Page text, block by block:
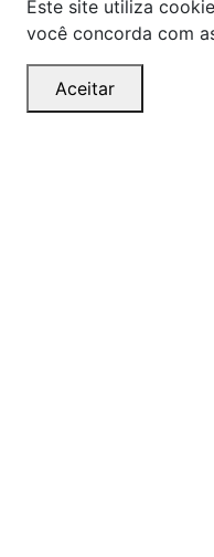
Este site utiliza
você concorda com
Aceitar